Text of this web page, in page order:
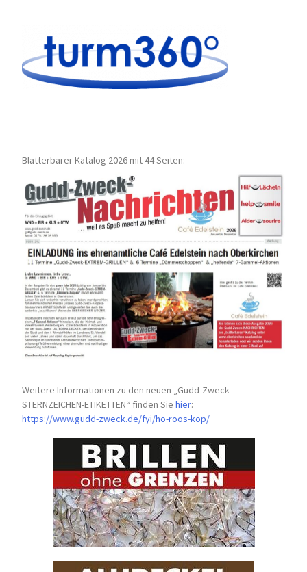
Blätterbarer Katalog 2026 mit 44 Seiten:
Weitere Informationen zu den neuen „Gudd-Zweck-
STERNZEICHEN-ETIKETTEN“ finden Siehier:
https://www.gudd-zweck.de/fyi/ho-roos-kop/